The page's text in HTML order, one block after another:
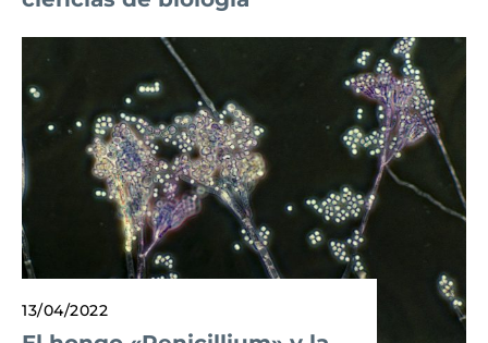
13/04/2022